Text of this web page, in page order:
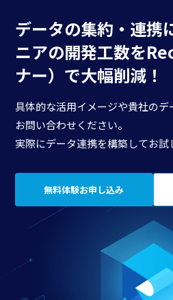
データの集約・連携
ニアの開発工数を
ナー）で大幅削減！
具体的な活用イメージや貴社の
お問い合わせください。
実際にデータ連携を構築してお試
無料体験お申し込み